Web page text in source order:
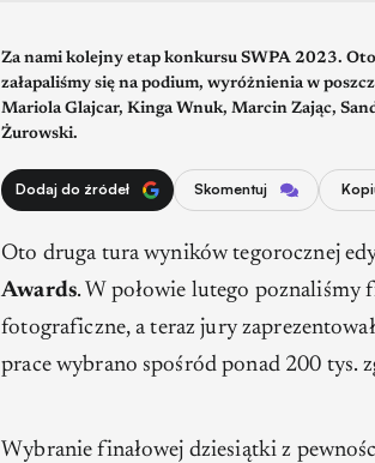
Za nami kolejny etap konkursu SWPA 2023.
załapaliśmy się na podium, wyróżnienia w
Mariola Glajcar, Kinga Wnuk, Marcin Zając,
Żurowski.
Dodaj do źródeł Skomentuj
Oto druga tura wyników tegorocznej
Awards. W połowie lutego poznaliśmy
fotograficzne, a teraz jury
prace wybrano spośród ponad 200 tys.
Wybranie finałowej dziesiątki z